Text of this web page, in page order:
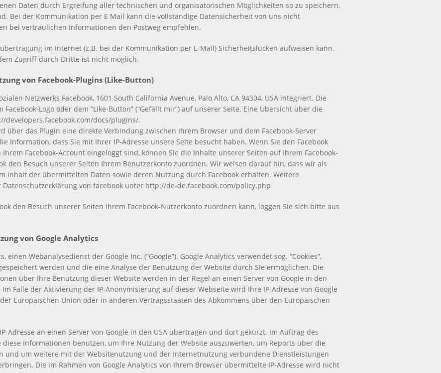
Daten durch Ergreifung aller technischen und organisatorischen Möglichkeiten so zu speichern,
Bei der Kommunikation per E Mail kann die vollständige Datensicherheit von uns nicht
bei vertraulichen Informationen den Postweg empfehlen.
im Internet (z.B. bei der Kommunikation per E-Mail) Sicherheitslücken aufweisen kann.
Zugriff durch Dritte ist nicht möglich.
von Facebook-Plugins (Like-Button)
Netzwerks Facebook, 1601 South California Avenue, Palo Alto, CA 94304, USA integriert. Die
Facebook-Logo oder dem “Like-Button” (“Gefällt mir”) auf unserer Seite. Eine Übersicht über die
developers.facebook.com/docs/plugins/.
über das Plugin eine direkte Verbindung zwischen Ihrem Browser und dem Facebook-Server
Information, dass Sie mit Ihrer IP-Adresse unsere Seite besucht haben. Wenn Sie den Facebook
Facebook-Account eingeloggt sind, können Sie die Inhalte unserer Seiten auf Ihrem Facebook-
den Besuch unserer Seiten Ihrem Benutzerkonto zuordnen. Wir weisen darauf hin, dass wir als
Inhalt der übermittelten Daten sowie deren Nutzung durch Facebook erhalten. Weitere
von facebook unter http://de-de.facebook.com/policy.php
den Besuch unserer Seiten Ihrem Facebook-Nutzerkonto zuordnen kann, loggen Sie sich bitte aus
von Google Analytics
einen Webanalysedienst der Google Inc. (“Google”). Google Analytics verwendet sog. “Cookies”,
werden und die eine Analyse der Benutzung der Website durch Sie ermöglichen. Die
über Ihre Benutzung dieser Website werden in der Regel an einen Server von Google in den
Falle der Aktivierung der IP-Anonymisierung auf dieser Webseite wird Ihre IP-Adresse von Google
Europäischen Union oder in anderen Vertragsstaaten des Abkommens über den Europäischen
Adresse an einen Server von Google in den USA übertragen und dort gekürzt. Im Auftrag des
Informationen benutzen, um Ihre Nutzung der Website auszuwerten, um Reports über die
und um weitere mit der Websitenutzung und der Internetnutzung verbundene Dienstleistungen
Die im Rahmen von Google Analytics von Ihrem Browser übermittelte IP-Adresse wird nicht